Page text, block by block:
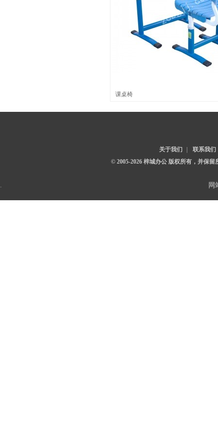
课桌椅
关于我们
联系我们
© 2005-2026 梓城办公 版权所有，并保留
. 网